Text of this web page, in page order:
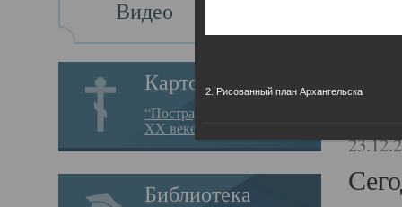
Видео
Картотека
“Пострадавшие за веру в
XX веке на Севере”
Библиотека
2. Рисованный план Архангельска